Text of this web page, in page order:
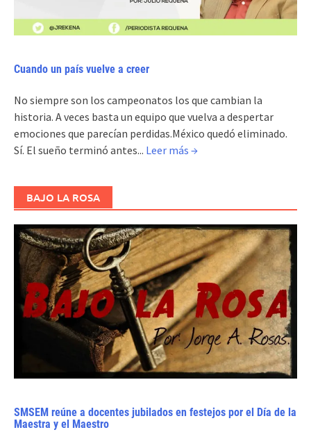
Cuando un país vuelve a creer
No siempre son los campeonatos los que cambian la
historia. A veces basta un equipo que vuelva a despertar
emociones que parecían perdidas.México quedó eliminado.
Sí. El sueño terminó antes... Leer más →
BAJO LA ROSA
SMSEM reúne a docentes jubilados en festejos por el Día de la
Maestra y el Maestro